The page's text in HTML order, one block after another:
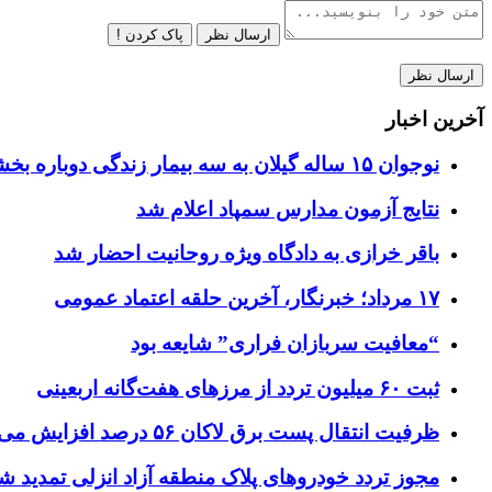
ارسال نظر پاک کردن !
آخرین اخبار
نوجوان ۱۵ ساله گیلان به سه بیمار زندگی دوباره بخشید
نتایج آزمون مدارس سمپاد اعلام شد
باقر خرازی به دادگاه ویژه روحانیت احضار شد
۱۷ مرداد؛ خبرنگار، آخرین حلقه اعتماد عمومی
“معافیت سربازان فراری” شایعه بود
ثبت ۶۰ میلیون تردد از مرزهای هفت‌گانه اربعینی
ظرفیت انتقال پست برق لاکان ۵۶ درصد افزایش می‌یابد
مجوز تردد خودروهای پلاک منطقه آزاد انزلی تمدید